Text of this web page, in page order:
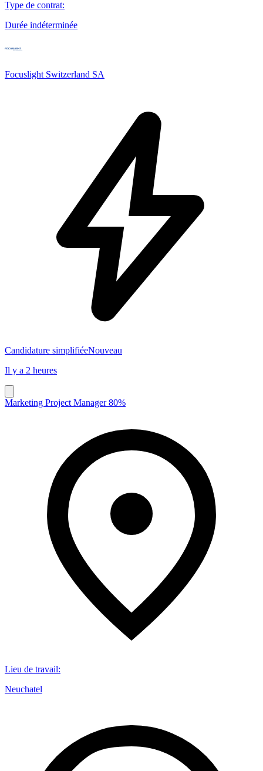
Type de contrat:
Durée indéterminée
Focuslight Switzerland SA
Candidature simplifiéeNouveau
Il y a 2 heures
Marketing Project Manager 80%
Lieu de travail:
Neuchatel